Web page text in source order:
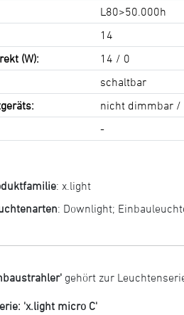
L80>50.000h
14
(W):
14 / 0
schaltbar
nicht dimmbar /
-
: x.light
: Downlight;
gehört zur
'x.light micro C'